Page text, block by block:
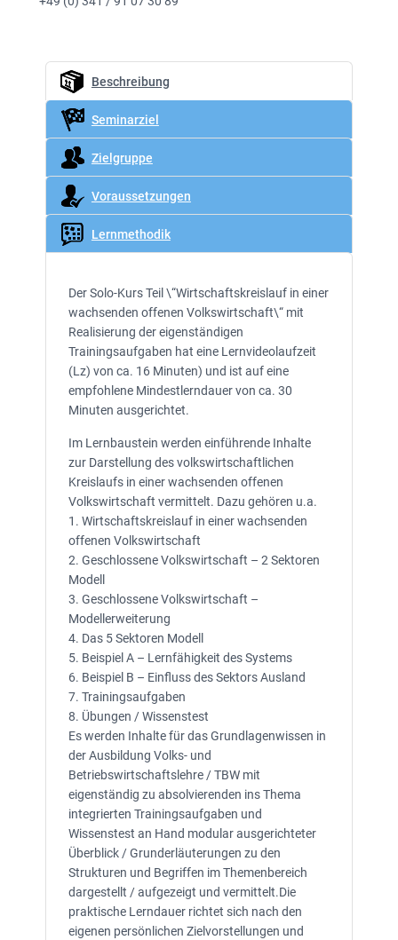
Beschreibung
Seminarziel
Zielgruppe
Voraussetzungen
Lernmethodik
Der Solo-Kurs Teil \“Wirtschaftskreislauf in einer
wachsenden offenen Volkswirtschaft\“ mit
Realisierung der eigenständigen
Trainingsaufgaben hat eine Lernvideolaufzeit
(Lz) von ca. 16 Minuten) und ist auf eine
empfohlene Mindestlerndauer von ca. 30
Minuten ausgerichtet.
Im Lernbaustein werden einführende Inhalte
zur Darstellung des volkswirtschaftlichen
Kreislaufs in einer wachsenden offenen
Volkswirtschaft vermittelt. Dazu gehören u.a.
1. Wirtschaftskreislauf in einer wachsenden
offenen Volkswirtschaft
2. Geschlossene Volkswirtschaft – 2 Sektoren
Modell
3. Geschlossene Volkswirtschaft –
Modellerweiterung
4. Das 5 Sektoren Modell
5. Beispiel A – Lernfähigkeit des Systems
6. Beispiel B – Einfluss des Sektors Ausland
7. Trainingsaufgaben
8. Übungen / Wissenstest
Es werden Inhalte für das Grundlagenwissen in
der Ausbildung Volks- und
Betriebswirtschaftslehre / TBW mit
eigenständig zu absolvierenden ins Thema
integrierten Trainingsaufgaben und
Wissenstest an Hand modular ausgerichteter
Überblick / Grunderläuterungen zu den
Strukturen und Begriffen im Themenbereich
dargestellt / aufgezeigt und vermittelt.Die
praktische Lerndauer richtet sich nach den
eigenen persönlichen Zielvorstellungen und